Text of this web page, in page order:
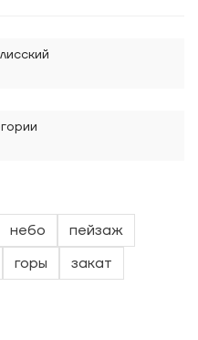
небо
пейзаж
горы
закат